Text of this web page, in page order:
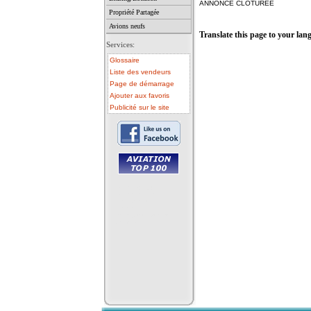
Propriété Partagée
Avions neufs
Services:
Glossaire
Liste des vendeurs
Page de démarrage
Ajouter aux favoris
Publicité sur le site
ANNONCE CLOTUREE
Translate this page to your